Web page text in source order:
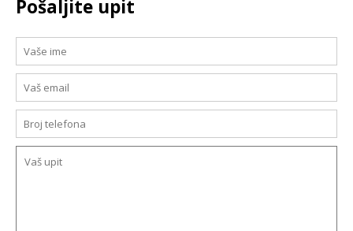
Pošaljite upit